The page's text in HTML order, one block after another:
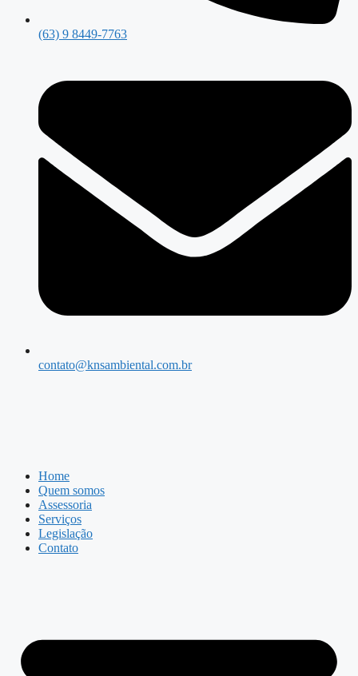
(63) 9 8449-7763
contato@knsambiental.com.br
Home
Quem somos
Assessoria
Serviços
Legislação
Contato